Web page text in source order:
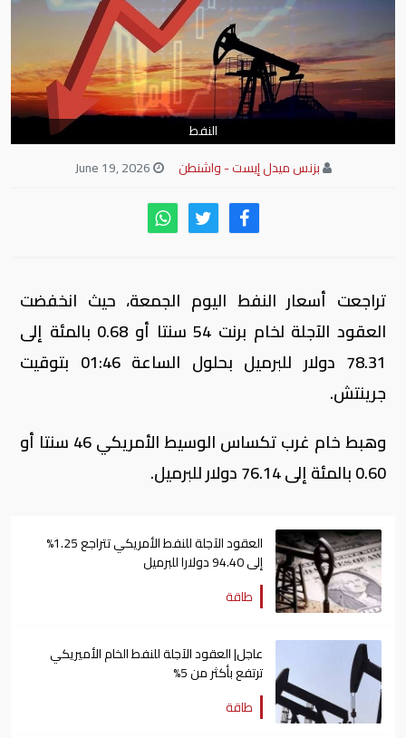
النفط
بزنس ميدل إيست - واشنطن
تراجعت ⁠أسعار النفط اليوم الجمعة، حيث انخفضت
العقود الآجلة لخام برنت 54 سنتا أو 0.68 بالمئة ​إلى
78.31 دولار للبرميل بحلول الساعة 01:46 بتوقيت
جرينتش.
وهبط خام غرب تكساس الوسيط الأمريكي 46 سنتا أو
0.60 بالمئة إلى 76.14 دولار للبرميل.
العقود الآجلة للنفط الأمريكي تتراجع 1.25%
إلى 94.40 دولارا للبرميل
طاقة
عاجل| العقود الآجلة للنفط الخام الأميريكي
ترتفع بأكثر من 5%
طاقة